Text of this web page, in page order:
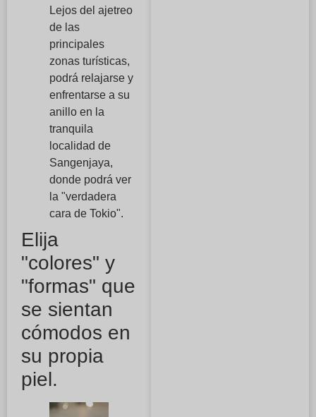
Lejos del ajetreo
de las
principales
zonas turísticas,
podrá relajarse y
enfrentarse a su
anillo en la
tranquila
localidad de
Sangenjaya,
donde podrá ver
la "verdadera
cara de Tokio".
Elija
"colores" y
"formas" que
se sientan
cómodos en
su propia
piel.